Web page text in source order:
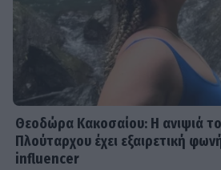
Θεοδώρα Κακοσαίου: Η ανιψιά
Πλούταρχου έχει εξαιρετική
influencer